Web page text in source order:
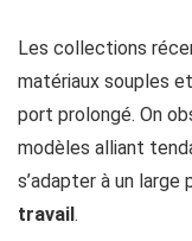
Les collections
matériaux souples
port prolongé. On
modèles alliant
s’adapter à un large
travail .